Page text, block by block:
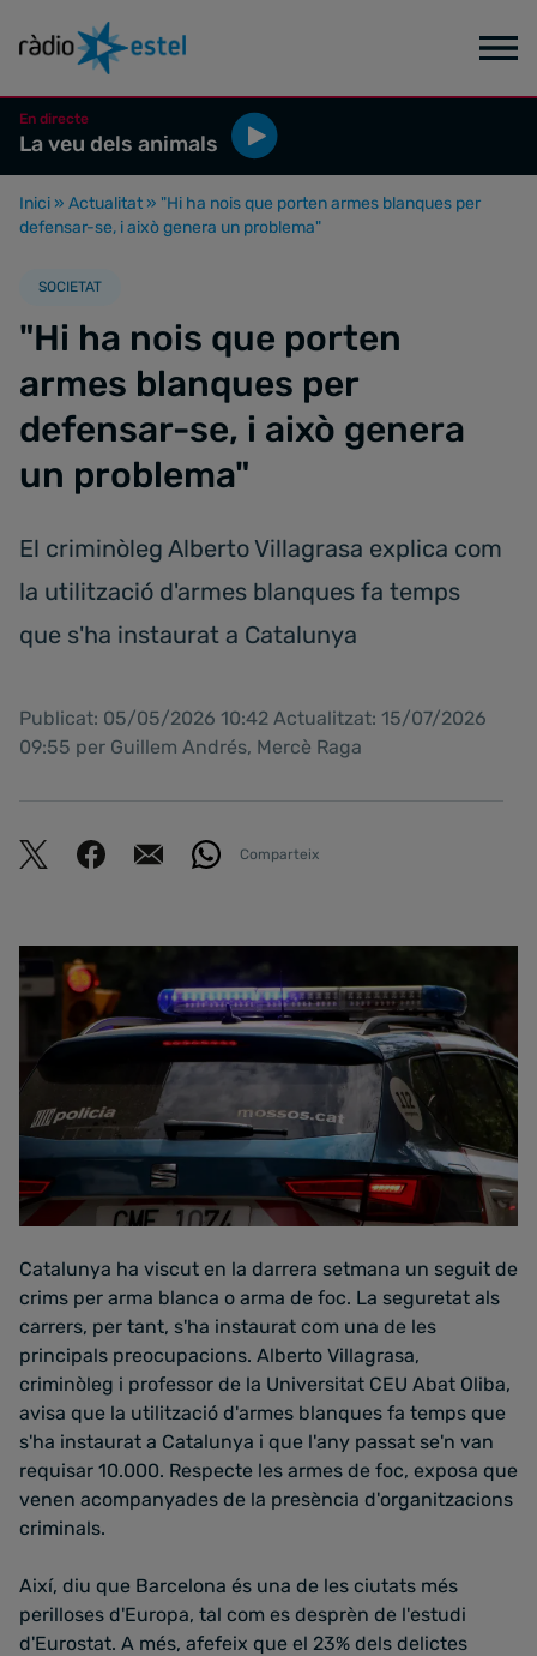
En directe
La veu dels animals
Inici » Actualitat » "Hi ha nois que porten armes blanques per
defensar-se, i això genera un problema"
SOCIETAT
"Hi ha nois que porten
armes blanques per
defensar-se, i això genera
un problema"
El criminòleg Alberto Villagrasa explica com
la utilització d'armes blanques fa temps
que s'ha instaurat a Catalunya
Publicat: 05/05/2026 10:42 Actualitzat: 15/07/2026
09:55 per Guillem Andrés, Mercè Raga
Comparteix
Catalunya ha viscut en la darrera setmana un seguit de
crims per arma blanca o arma de foc. La seguretat als
carrers, per tant, s'ha instaurat com una de les
principals preocupacions. Alberto Villagrasa,
criminòleg i professor de la Universitat CEU Abat Oliba,
avisa que la utilització d'armes blanques fa temps que
s'ha instaurat a Catalunya i que l'any passat se'n van
requisar 10.000. Respecte les armes de foc, exposa que
venen acompanyades de la presència d'organitzacions
criminals.
Així, diu que Barcelona és una de les ciutats més
perilloses d'Europa, tal com es desprèn de l'estudi
d'Eurostat. A més, afefeix que el 23% dels delictes